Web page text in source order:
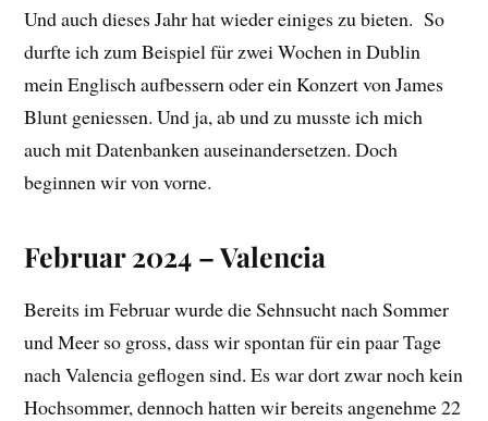
Und auch dieses Jahr hat wieder einiges zu bieten. So
durfte ich zum Beispiel für zwei Wochen in Dublin
mein Englisch aufbessern oder ein Konzert von James
Blunt geniessen. Und ja, ab und zu musste ich mich
auch mit Datenbanken auseinandersetzen. Doch
beginnen wir von vorne.
Februar 2024 – Valencia
Bereits im Februar wurde die Sehnsucht nach Sommer
und Meer so gross, dass wir spontan für ein paar Tage
nach Valencia geflogen sind. Es war dort zwar noch kein
Hochsommer, dennoch hatten wir bereits angenehme 22